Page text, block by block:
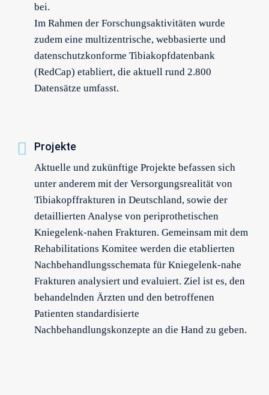
bei.
Im Rahmen der Forschungsaktivitäten wurde
zudem eine multizentrische, webbasierte und
datenschutzkonforme Tibiakopfdatenbank
(RedCap) etabliert, die aktuell rund 2.800
Datensätze umfasst.
Projekte
Aktuelle und zukünftige Projekte befassen sich
unter anderem mit der Versorgungsrealität von
Tibiakopffrakturen in Deutschland, sowie der
detaillierten Analyse von periprothetischen
Kniegelenk-nahen Frakturen. Gemeinsam mit dem
Rehabilitations Komitee werden die etablierten
Nachbehandlungsschemata für Kniegelenk-nahe
Frakturen analysiert und evaluiert. Ziel ist es, den
behandelnden Ärzten und den betroffenen
Patienten standardisierte
Nachbehandlungskonzepte an die Hand zu geben.